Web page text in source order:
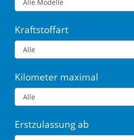
Kraftstoffart
Kilometer maximal
Erstzulassung ab